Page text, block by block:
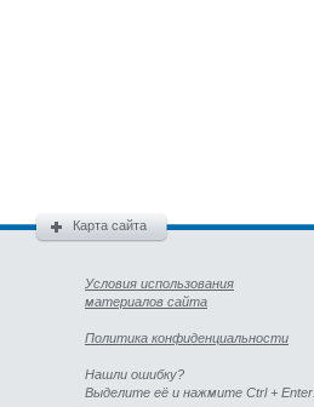
Карта сайта
Условия использования
материалов сайта
Политика конфиденциальности
Нашли ошибку?
Выделите её и нажмите Ctrl + Enter.